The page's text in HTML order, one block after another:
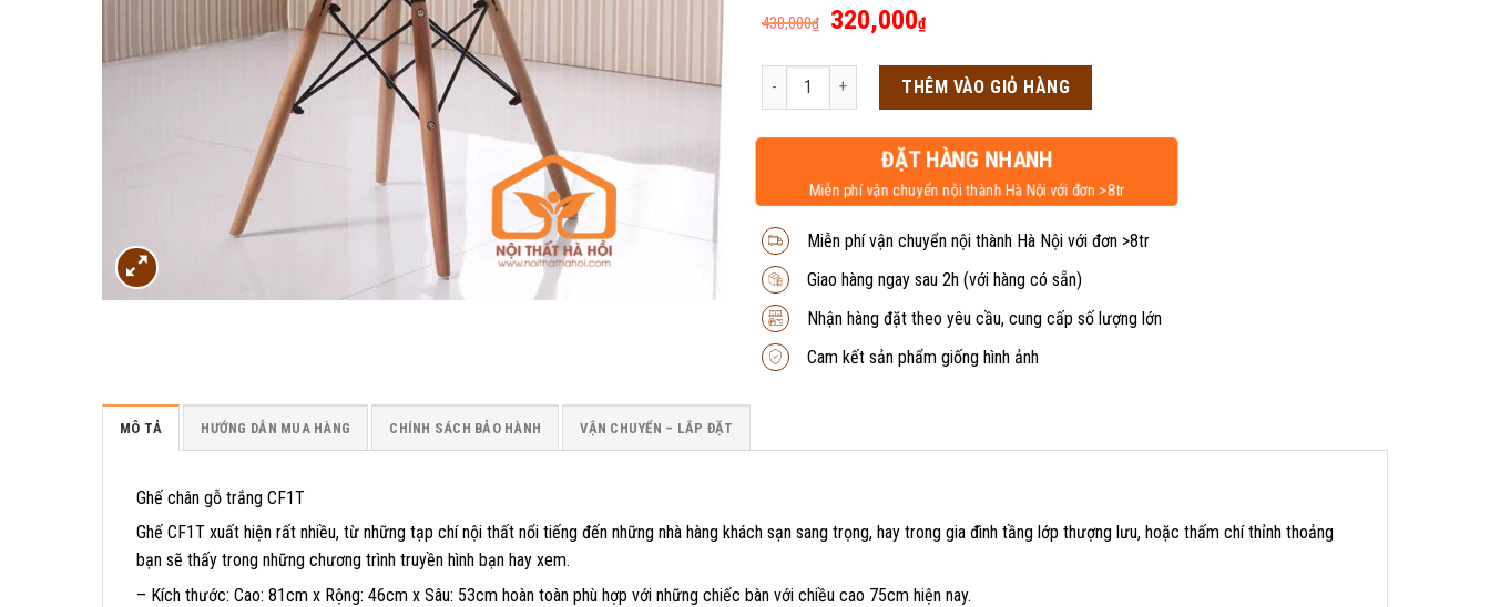
430,000₫
Giá
là:
430,000₫.
320,000₫Giá
tại
là:
Ghế chân gỗ trắng CF1T số lượngTHÊM VÀO GIỎ HÀNG
ĐẶT HÀNG NHANH
Miễn phí vận chuyển nội thành Hà Nội với đơn >8tr
Miễn phí vận chuyển nội thành Hà Nội với đơn >8tr
Giao hàng ngay sau 2h (với hàng có sẵn)
Nhận hàng đặt theo yêu cầu, cung cấp số lượng lớn
Cam kết sản phẩm giống hình ảnh
MÔ TẢ HƯỚNG DẪN MUA HÀNG CHÍNH SÁCH BẢO HÀNH VẬN CHUYỂN – LẮP ĐẶT
Ghế chân gỗ trắng CF1T
Ghế CF1T xuất hiện rất nhiều, từ những tạp chí nội thất nổi tiếng đến những nhà hàng khách sạn sang trọng, hay trong gia đình tầng lớp thượng lưu, hoặc thấm chí thỉnh thoảng
bạn sẽ thấy trong những chương trình truyền hình bạn hay xem.
– Kích thước: Cao: 81cm x Rộng: 46cm x Sâu: 53cm hoàn toàn phù hợp với những chiếc bàn với chiều cao 75cm hiện nay.